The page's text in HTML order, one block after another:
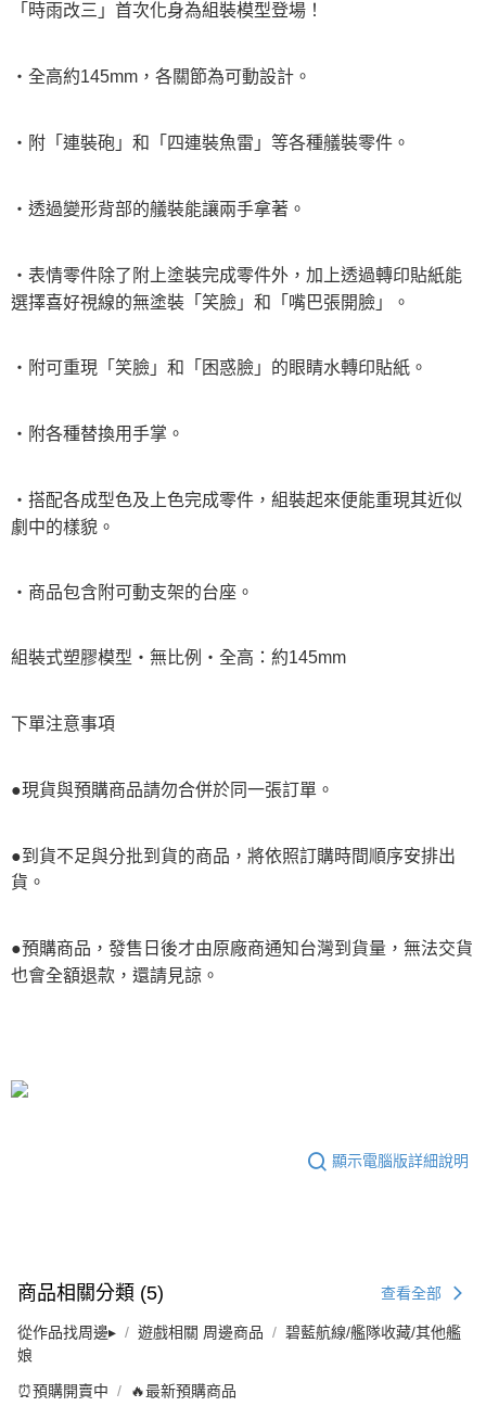
「時雨改三」首次化身為組裝模型登場！
・全高約145mm，各關節為可動設計。
・附「連裝砲」和「四連裝魚雷」等各種艤裝零件。
・透過變形背部的艤裝能讓兩手拿著。
・表情零件除了附上塗裝完成零件外，加上透過轉印貼紙能
選擇喜好視線的無塗裝「笑臉」和「嘴巴張開臉」。
・附可重現「笑臉」和「困惑臉」的眼睛水轉印貼紙。
・附各種替換用手掌。
・搭配各成型色及上色完成零件，組裝起來便能重現其近似
劇中的樣貌。
・商品包含附可動支架的台座。
組裝式塑膠模型・無比例・全高：約145mm
下單注意事項
●現貨與預購商品請勿合併於同一張訂單。
●到貨不足與分批到貨的商品，將依照訂購時間順序安排出
貨。
●預購商品，發售日後才由原廠商通知台灣到貨量，無法交貨
也會全額退款，還請見諒。
顯示電腦版詳細說明
商品相關分類 (5) 查看全部
從作品找周邊▸ 遊戲相關 周邊商品
碧藍航線/艦隊收藏/其他艦
娘
⏰預購開賣中 🔥最新預購商品